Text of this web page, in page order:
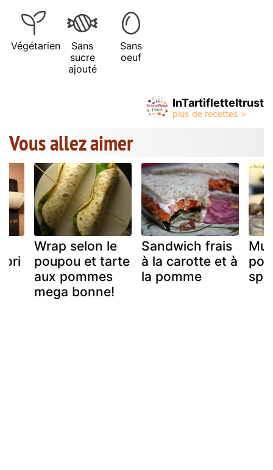
Végétarien
Sans
sucre
ajouté
Sans
oeuf
InTartifletteItrust
Vous allez aimer
Wrap selon le
poupou et tarte
aux pommes
mega bonne!
Sandwich frais
à la carotte et à
la pomme